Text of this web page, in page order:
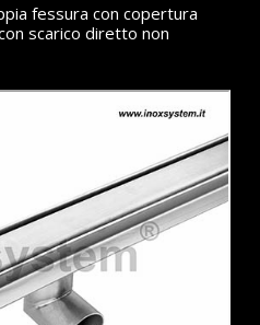
fessura con copertura
scarico diretto non